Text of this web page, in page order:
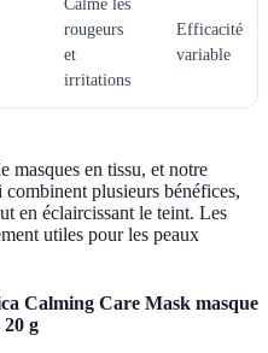
Calme les
rougeurs
et
irritations
Efficacité
variable
masques en tissu, et notre
plusieurs bénéfices,
en éclaircissant le teint. Les
utiles pour les peaux
Calming Care Mask masque
20 g